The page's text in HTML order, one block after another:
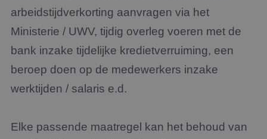
arbeidstijdverkorting aanvragen via het
Ministerie / UWV, tijdig overleg voeren met de
bank inzake tijdelijke kredietverruiming, een
beroep doen op de medewerkers inzake
werktijden / salaris e.d.
Elke passende maatregel kan het behoud van